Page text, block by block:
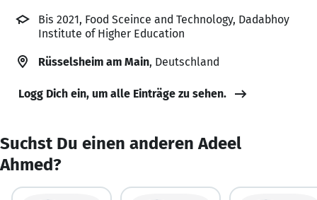
Bis 2021, Food Sceince and Technology, Dadabhoy
Institute of Higher Education
Rüsselsheim am Main, Deutschland
Logg Dich ein, um alle Einträge zu sehen.
Suchst Du einen anderen Adeel
Ahmed?